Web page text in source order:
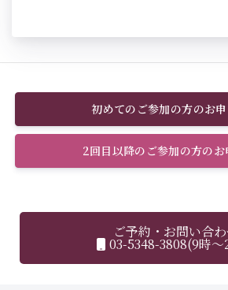
初めてのご参加の方のお
2回目以降のご参加の方の
ご予約・お問い合
03-5348-3808(9時～